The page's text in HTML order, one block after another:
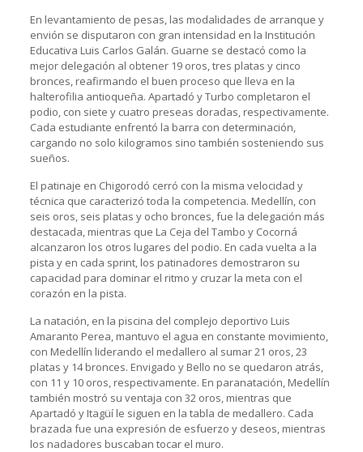
En levantamiento de pesas, las modalidades de arranque y
envión se disputaron con gran intensidad en la Institución
Educativa Luis Carlos Galán. Guarne se destacó como la
mejor delegación al obtener 19 oros, tres platas y cinco
bronces, reafirmando el buen proceso que lleva en la
halterofilia antioqueña. Apartadó y Turbo completaron el
podio, con siete y cuatro preseas doradas, respectivamente.
Cada estudiante enfrentó la barra con determinación,
cargando no solo kilogramos sino también sosteniendo sus
sueños.
El patinaje en Chigorodó cerró con la misma velocidad y
técnica que caracterizó toda la competencia. Medellín, con
seis oros, seis platas y ocho bronces, fue la delegación más
destacada, mientras que La Ceja del Tambo y Cocorná
alcanzaron los otros lugares del podio. En cada vuelta a la
pista y en cada sprint, los patinadores demostraron su
capacidad para dominar el ritmo y cruzar la meta con el
corazón en la pista.
La natación, en la piscina del complejo deportivo Luis
Amaranto Perea, mantuvo el agua en constante movimiento,
con Medellín liderando el medallero al sumar 21 oros, 23
platas y 14 bronces. Envigado y Bello no se quedaron atrás,
con 11 y 10 oros, respectivamente. En paranatación, Medellín
también mostró su ventaja con 32 oros, mientras que
Apartadó y Itagüí le siguen en la tabla de medallero. Cada
brazada fue una expresión de esfuerzo y deseos, mientras
los nadadores buscaban tocar el muro.